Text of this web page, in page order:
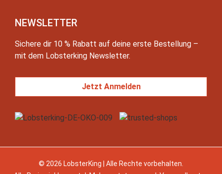
NEWSLETTER
Sichere dir 10 % Rabatt auf deine erste Bestellung –
mit dem Lobsterking Newsletter.
Jetzt Anmelden
© 2026 LobsterKing | Alle Rechte vorbehalten.